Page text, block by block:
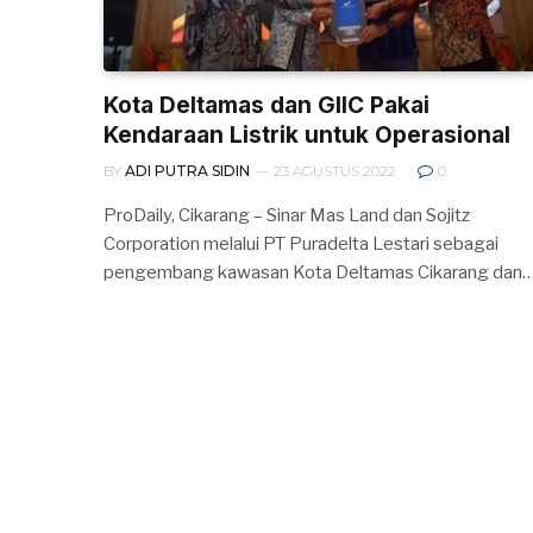
Kota Deltamas dan GIIC Pakai
Kendaraan Listrik untuk Operasional
BY ADI PUTRA SIDIN 23 AGUSTUS 2022 0
ProDaily, Cikarang – Sinar Mas Land dan Sojitz
Corporation melalui PT Puradelta Lestari sebagai
pengembang kawasan Kota Deltamas Cikarang